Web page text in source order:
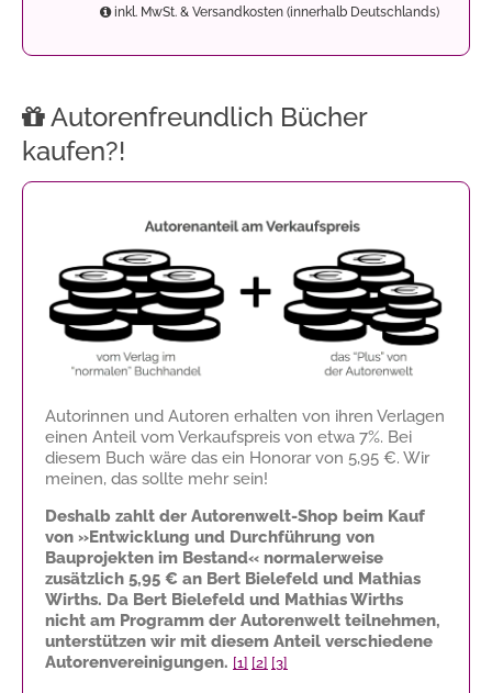
inkl. MwSt. & Versandkosten (innerhalb Deutschlands)
Autorenfreundlich Bücher
kaufen?!
Autorinnen und Autoren erhalten von ihren Verlagen
einen Anteil vom Verkaufspreis von etwa 7%. Bei
diesem Buch wäre das ein Honorar von 5,95 €. Wir
meinen, das sollte mehr sein!
Deshalb zahlt der Autorenwelt-Shop beim Kauf
von »Entwicklung und Durchführung von
Bauprojekten im Bestand« normalerweise
zusätzlich 5,95 € an Bert Bielefeld und Mathias
Wirths. Da Bert Bielefeld und Mathias Wirths
nicht am Programm der Autorenwelt teilnehmen,
unterstützen wir mit diesem Anteil verschiedene
Autorenvereinigungen. [1] [2] [3]